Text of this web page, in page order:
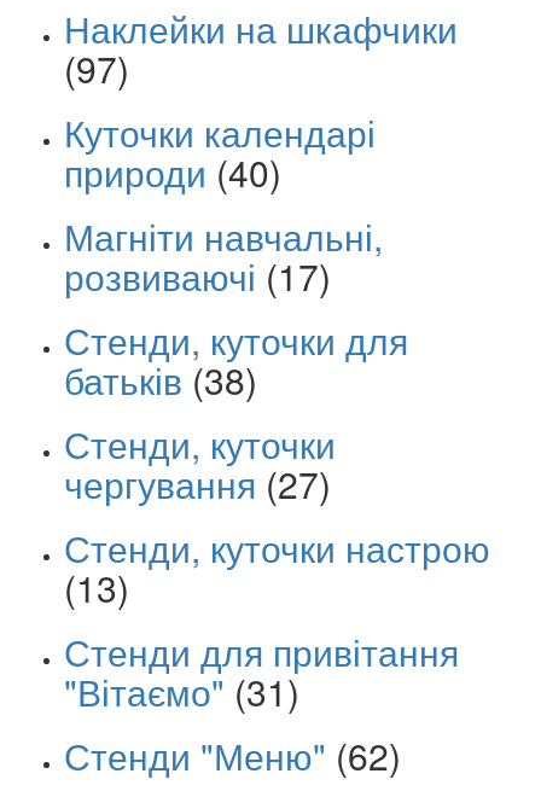
Наклейки на шкафчики
(97)
Куточки календарі
природи (40)
Магніти навчальні,
розвиваючі (17)
Стенди, куточки для
батьків (38)
Стенди, куточки
чергування (27)
Стенди, куточки настрою
(13)
Стенди для привітання
"Вітаємо" (31)
Стенди "Меню" (62)